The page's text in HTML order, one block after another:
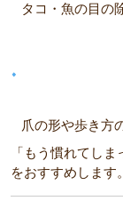
タコ・魚の目の
爪の形や歩き方
「もう慣れてし
をおすすめします。